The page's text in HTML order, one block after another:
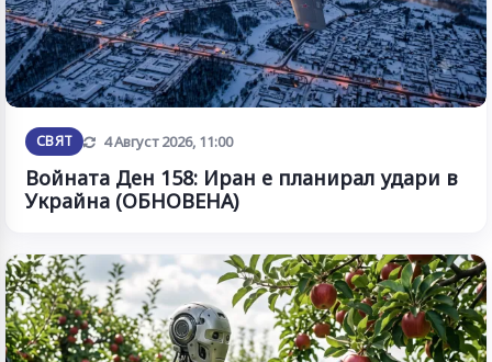
СВЯТ Обновена
4 Август 2026, 11:00
Войната Ден 158: Иран е планирал удари в
Украйна (ОБНОВЕНА)